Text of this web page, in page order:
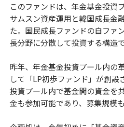
このファンドは、年金基金投資
サムスン資産運用と韓国成長金
た。国民成長ファンドの自ファ
長分野に分散して投資する構造
昨年、年金基金投資プール内の
して「LP初歩ファンド」が創設
投資プール内で基金間の資金を
金も参加可能であり、募集規模